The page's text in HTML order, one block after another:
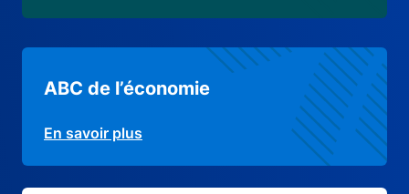
ABC de l’économie
En savoir plus